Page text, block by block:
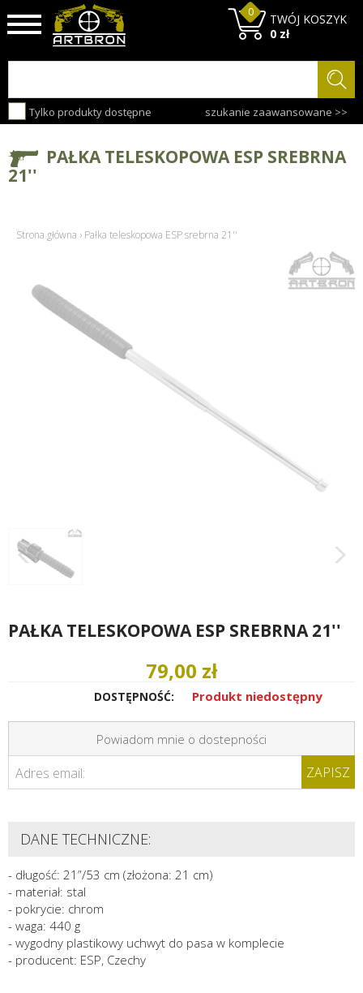
Tylko produkty dostępne szukanie zaawansowane >>
TWÓJ KOSZYK
0
0 zł
PAŁKA TELESKOPOWA ESP SREBRNA
21''
Strona główna › Pałka teleskopowa ESP srebrna 21''
PAŁKA TELESKOPOWA ESP SREBRNA 21''
79,00 zł
DOSTĘPNOŚĆ: Produkt niedostępny
Powiadom mnie o dostepności
Adres email: ZAPISZ
DANE TECHNICZNE:
- długość: 21”/53 cm (złożona: 21 cm)
- materiał: stal
- pokrycie: chrom
- waga: 440 g
- wygodny plastikowy uchwyt do pasa w komplecie
- producent: ESP, Czechy